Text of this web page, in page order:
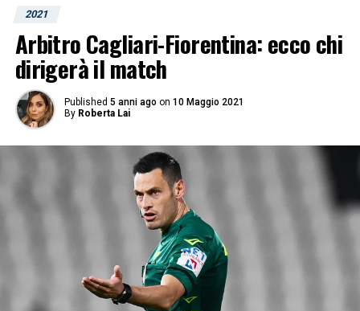
2021
Arbitro Cagliari-Fiorentina: ecco chi
dirigerà il match
Published 5 anni ago on 10 Maggio 2021
By Roberta Lai